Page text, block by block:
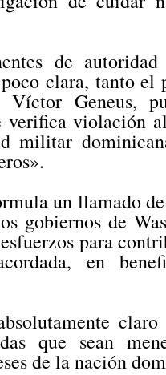
de
poco clara, tanto
Geneus,
verifica violación
militar
un llamado
gobiernos de
para
en
que sean
de la nación